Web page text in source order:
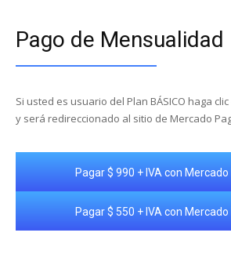
Pago de Mensualidad
Si usted es usuario del Plan BÁSICO haga
y será redireccionado al sitio de Mercado
Pagar $ 990 + IVA con Mercado
Pagar $ 550 + IVA con Mercado